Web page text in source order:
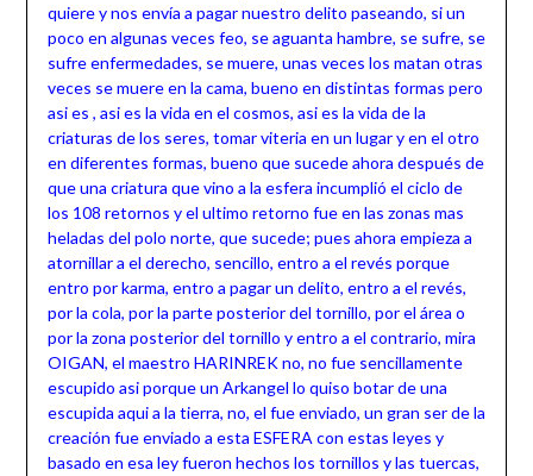
quiere y nos envía a pagar nuestro delito paseando, si un
poco en algunas veces feo, se aguanta hambre, se sufre, se
sufre enfermedades, se muere, unas veces los matan otras
veces se muere en la cama, bueno en distintas formas pero
asi es , asi es la vida en el cosmos, asi es la vida de la
criaturas de los seres, tomar viteria en un lugar y en el otro
en diferentes formas, bueno que sucede ahora después de
que una criatura que vino a la esfera incumplió el ciclo de
los 108 retornos y el ultimo retorno fue en las zonas mas
heladas del polo norte, que sucede; pues ahora empieza a
atornillar a el derecho, sencillo, entro a el revés porque
entro por karma, entro a pagar un delito, entro a el revés,
por la cola, por la parte posterior del tornillo, por el área o
por la zona posterior del tornillo y entro a el contrario, mira
OIGAN, el maestro HARINREK no, no fue sencillamente
escupido asi porque un Arkangel lo quiso botar de una
escupida aqui a la tierra, no, el fue enviado, un gran ser de la
creación fue enviado a esta ESFERA con estas leyes y
basado en esa ley fueron hechos los tornillos y las tuercas,